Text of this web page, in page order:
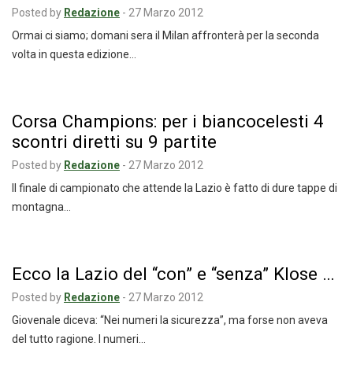
Posted by Redazione - 27 Marzo 2012
Ormai ci siamo; domani sera il Milan affronterà per la seconda
volta in questa edizione…
Corsa Champions: per i biancocelesti 4
scontri diretti su 9 partite
Posted by Redazione - 27 Marzo 2012
Il finale di campionato che attende la Lazio è fatto di dure tappe di
montagna…
Ecco la Lazio del “con” e “senza” Klose …
Posted by Redazione - 27 Marzo 2012
Giovenale diceva: “Nei numeri la sicurezza”, ma forse non aveva
del tutto ragione. I numeri…